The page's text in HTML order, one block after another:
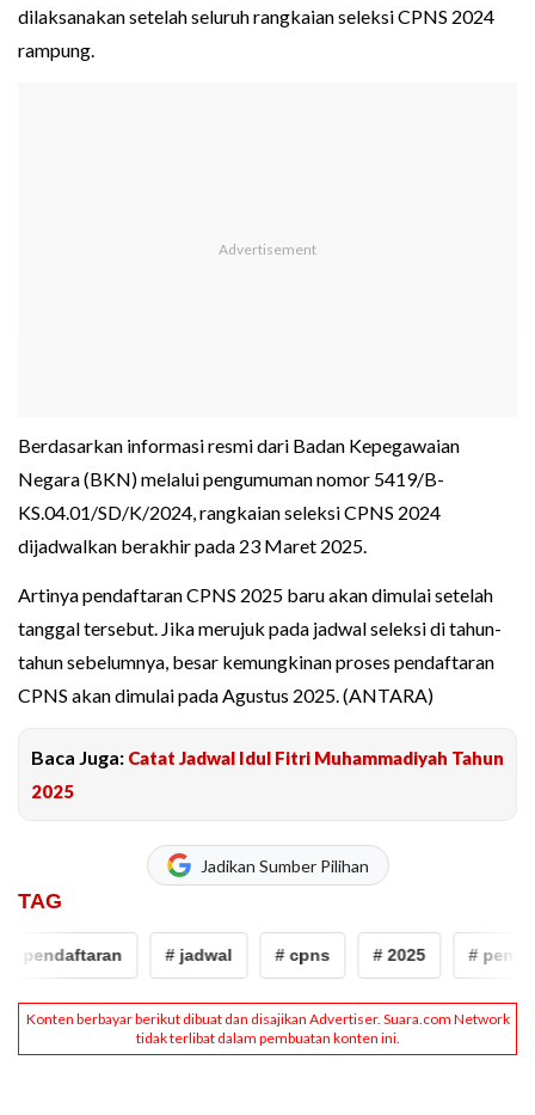
dilaksanakan setelah seluruh rangkaian seleksi CPNS 2024
rampung.
Berdasarkan informasi resmi dari Badan Kepegawaian
Negara (BKN) melalui pengumuman nomor 5419/B-
KS.04.01/SD/K/2024, rangkaian seleksi CPNS 2024
dijadwalkan berakhir pada 23 Maret 2025.
Artinya pendaftaran CPNS 2025 baru akan dimulai setelah
tanggal tersebut. Jika merujuk pada jadwal seleksi di tahun-
tahun sebelumnya, besar kemungkinan proses pendaftaran
CPNS akan dimulai pada Agustus 2025. (ANTARA)
Baca Juga: Catat Jadwal Idul Fitri Muhammadiyah Tahun
2025
Jadikan Sumber Pilihan
TAG
pendaftaran # jadwal # cpns # 2025 #